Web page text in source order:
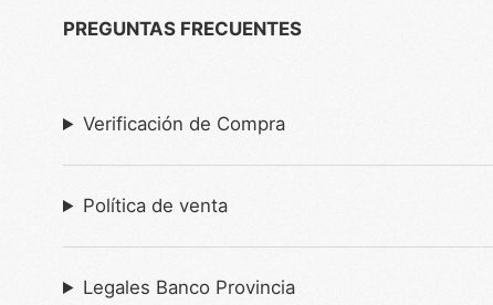
PREGUNTAS FRECUENTES
Verificación de Compra
Política de venta
Legales Banco Provincia